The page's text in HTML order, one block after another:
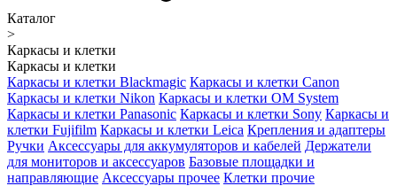
Каталог
>
Каркасы и клетки
Каркасы и клетки
Каркасы и клетки Blackmagic Каркасы и клетки Canon
Каркасы и клетки Nikon Каркасы и клетки OM System
Каркасы и клетки Panasonic Каркасы и клетки Sony Каркасы и
клетки Fujifilm Каркасы и клетки Leica Крепления и адаптеры
Ручки Аксессуары для аккумуляторов и кабелей Держатели
для мониторов и аксессуаров Базовые площадки и
направляющие Аксессуары прочее Клетки прочие